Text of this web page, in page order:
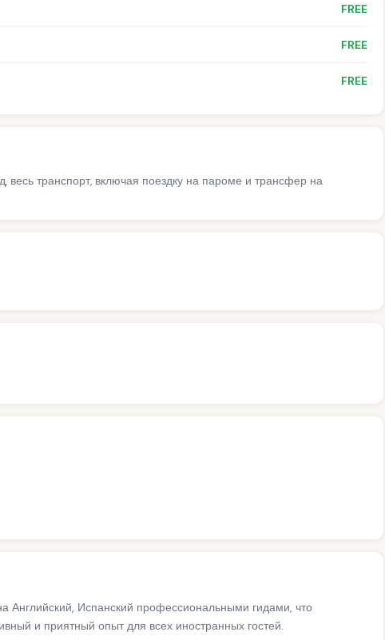
FREE
FREE
FREE
весь транспорт, включая поездку на пароме и трансфер на
Английский, Испанский профессиональными гидами, что
и приятный опыт для всех иностранных гостей.